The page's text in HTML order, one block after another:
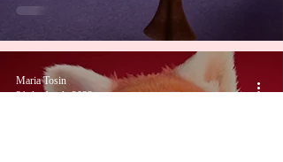
Maria Tosin
21 de abr. de 2022